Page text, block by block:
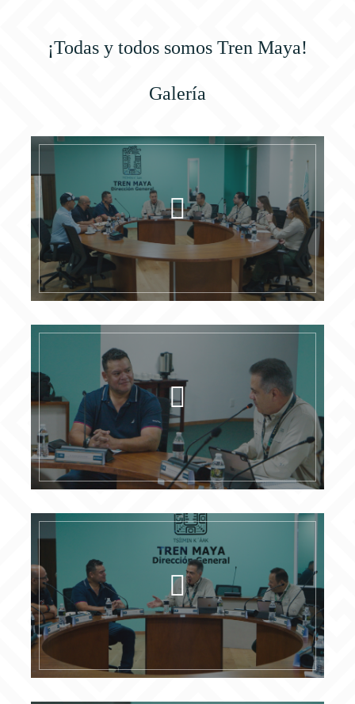
¡Todas y todos somos Tren Maya!
Galería